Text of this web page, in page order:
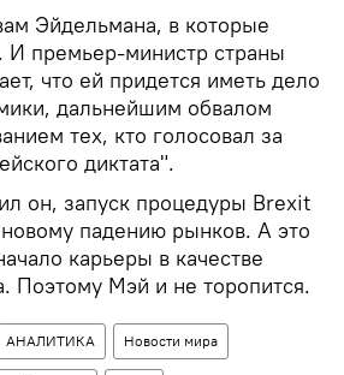
Эйдельмана, в которые
И премьер-министр страны
что ей придется иметь дело
дальнейшим обвалом
тех, кто голосовал за
диктата".
он, запуск процедуры Brexit
падению рынков. А это
карьеры в качестве
Поэтому Мэй и не торопится.
АНАЛИТИКА Новости мира